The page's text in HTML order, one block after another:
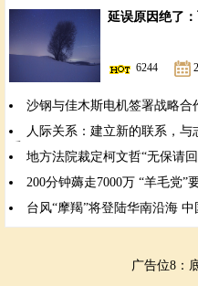
延误原因绝了
6244
沙钢与佳木斯电机签署战略
人际关系：建立新的联系，
系。
地方法院裁定柯文哲“无保请
200分钟薅走7000万 “羊毛党”
台风“摩羯”将登陆华南沿海
广告位8：